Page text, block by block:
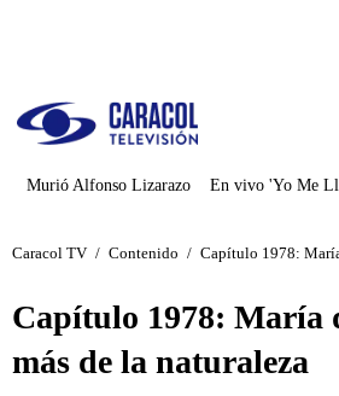
Murió Alfonso Lizarazo En vivo 'Yo Me
Caracol TV / Contenido / Capítulo 1978:
Capítulo 1978: María
más de la naturaleza